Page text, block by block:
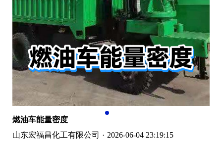
燃油车能量密度
山东宏福昌化工有限公司 · 2026-06-04 23:19:15